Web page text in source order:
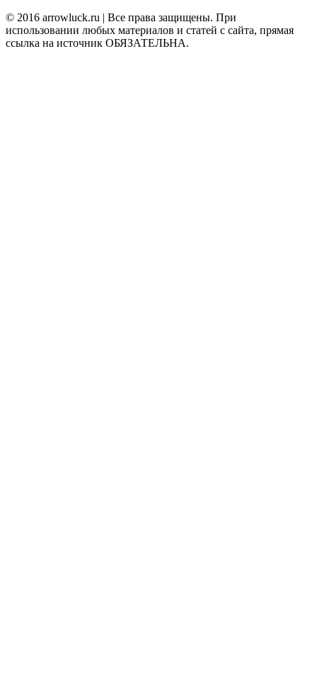
© 2016 arrowluck.ru | Все права защищены. При
использовании любых материалов и статей с сайта, прямая
ссылка на источник ОБЯЗАТЕЛЬНА.